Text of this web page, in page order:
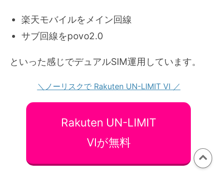
楽天モバイルをメイン回線
サブ回線をpovo2.0
といった感じでデュアルSIM運用しています。
＼ノーリスクで Rakuten UN-LIMIT VI ／
Rakuten UN-LIMIT
VIが無料